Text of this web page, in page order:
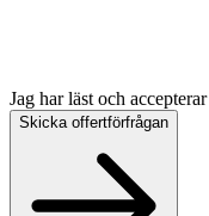
Jag har läst och accepterar
Skicka offertförfrågan